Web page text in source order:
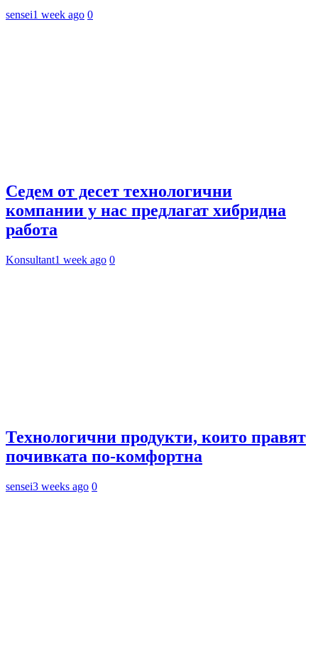
sensei1 week ago 0
Седем от десет технологични
компании у нас предлагат хибридна
работа
Konsultant1 week ago 0
Технологични продукти, които правят
почивката по-комфортна
sensei3 weeks ago 0